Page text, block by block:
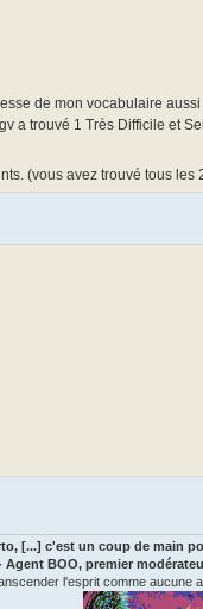
de mon vocabulaire aussi
a trouvé 1 Très Difficile et
(vous avez trouvé tous les
[...] c'est un coup de main
Agent BOO, premier
l'esprit comme aucune